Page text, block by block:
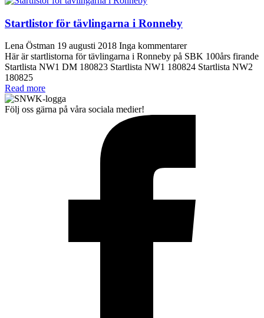
Startlistor för tävlingarna i Ronneby
Lena Östman 19 augusti 2018 Inga kommentarer
Här är startlistorna för tävlingarna i Ronneby på SBK 100års firande
Startlista NW1 DM 180823 Startlista NW1 180824 Startlista NW2
180825
Read more
Följ oss gärna på våra sociala medier!